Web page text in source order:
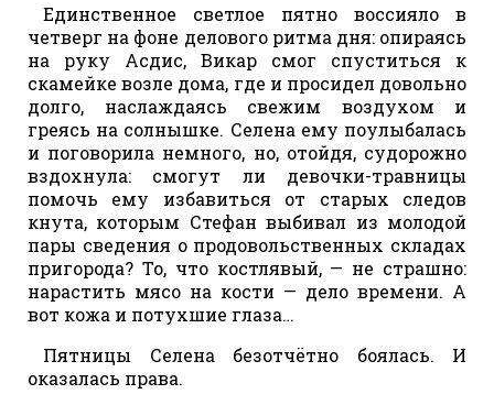
Единственное светлое пятно воссияло в
четверг на фоне делового ритма дня: опираясь
на руку Асдис, Викар смог спуститься к
скамейке возле дома, где и просидел довольно
долго, наслаждаясь свежим воздухом и
греясь на солнышке. Селена ему поулыбалась
и поговорила немного, но, отойдя, судорожно
вздохнула: смогут ли девочки-травницы
помочь ему избавиться от старых следов
кнута, которым Стефан выбивал из молодой
пары сведения о продовольственных складах
пригорода? То, что костлявый, — не страшно:
нарастить мясо на кости — дело времени. А
вот кожа и потухшие глаза…
Пятницы Селена безотчётно боялась. И
оказалась права.